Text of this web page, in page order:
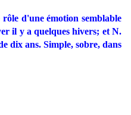
d'une émotion semblable
il y a quelques hivers; et N.
dix ans. Simple, sobre, dans